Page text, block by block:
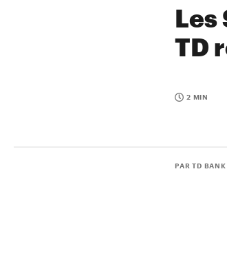
Les
TD
2 MIN
PAR TD